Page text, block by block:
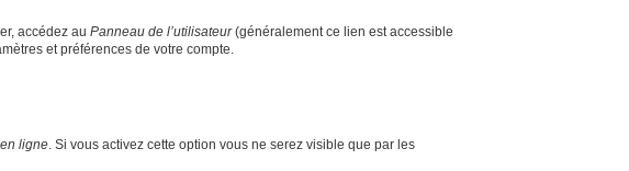
accédez au Panneau de l’utilisateur(généralement ce lien est accessible
et préférences de votre compte.
ligne . Si vous activez cette option vous ne serez visible que par les